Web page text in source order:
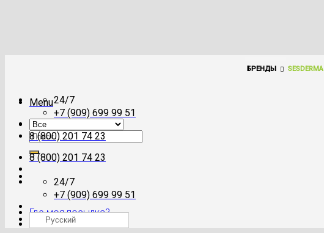
Menu
Искать:
Где моя посылка?
БРЕНДЫ SESDERMA
24/7
+7 (909) 699 99 51
8 (800) 201 74 23
8 (800) 201 74 23
24/7
+7 (909) 699 99 51
Русский